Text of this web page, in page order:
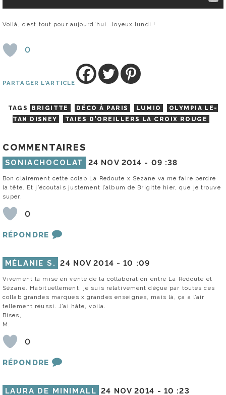
Voilà, c’est tout pour aujourd’hui. Joyeux lundi !
0
PARTAGER L'ARTICLE
TAGS BRIGITTE DÉCO À PARIS LUMIO
OLYMPIA LE-
TAN DISNEY
TAIES D'OREILLERS LA CROIX ROUGE
COMMENTAIRES
SONIACHOCOLAT 24 NOV 2014 - 09 :38
Bon clairement cette colab La Redoute x Sezane va me faire perdre
la tête. Et j’écoutais justement l’album de Brigitte hier, que je trouve
super.
0
RÉPONDRE
MÉLANIE S. 24 NOV 2014 -10 :09
Vivement la mise en vente de la collaboration entre La Redoute et
Sézane. Habituellement, je suis relativement déçue par toutes ces
collab grandes marques x grandes enseignes, mais là, ça a l’air
tellement réussi. J’ai hâte, voila.
Bises,
M.
0
RÉPONDRE
LAURA DE MINIMALL 24 NOV 2014 - 10 :23